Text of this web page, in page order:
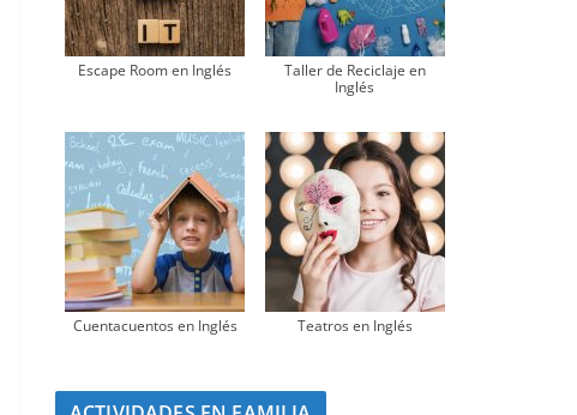
Escape Room en Inglés
Taller de Reciclaje en
Inglés
Cuentacuentos en Inglés Teatros en Inglés